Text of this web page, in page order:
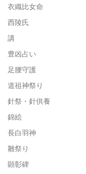
衣織比女命
西陵氏
講
豊凶占い
足腰守護
道祖神祭り
針祭・針供養
錦絵
長白羽神
雛祭り
顕彰碑